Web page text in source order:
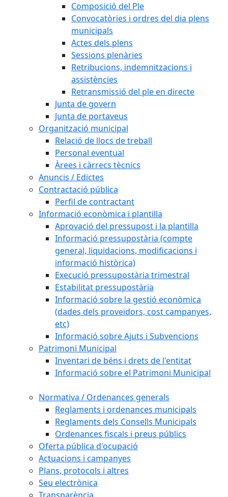
Composició del Ple
Convocatòries i ordres del dia plens
municipals
Actes dels plens
Sessions plenàries
Retribucions, indemnitzacions i
assistències
Retransmissió del ple en directe
Junta de govern
Junta de portaveus
Organització municipal
Relació de llocs de treball
Personal eventual
Àrees i càrrecs tècnics
Anuncis / Edictes
Contractació pública
Perfil de contractant
Informació econòmica i plantilla
Aprovació del pressupost i la plantilla
Informació pressupostària (compte
general, liquidacions, modificacions i
informació històrica)
Execució pressupostària trimestral
Estabilitat pressupostària
Informació sobre la gestió econòmica
(dades dels proveïdors, cost campanyes,
etc)
Informació sobre Ajuts i Subvencions
Patrimoni Municipal
Inventari de béns i drets de l'entitat
Informació sobre el Patrimoni Municipal
Normativa / Ordenances generals
Reglaments i ordenances municipals
Reglaments dels Consells Municipals
Ordenances fiscals i preus públics
Oferta pública d'ocupació
Actuacions i campanyes
Plans, protocols i altres
Seu electrònica